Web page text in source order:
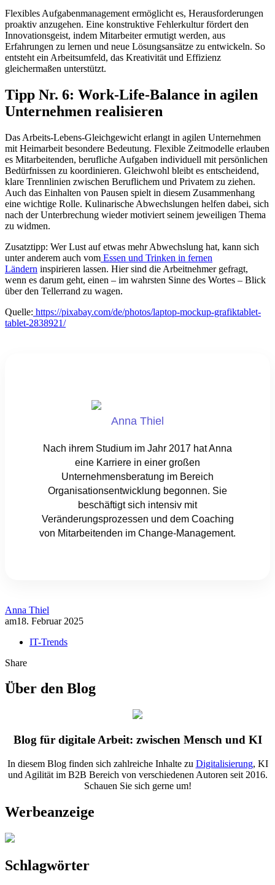
Flexibles Aufgabenmanagement ermöglicht es, Herausforderungen
proaktiv anzugehen. Eine konstruktive Fehlerkultur fördert den
Innovationsgeist, indem Mitarbeiter ermutigt werden, aus
Erfahrungen zu lernen und neue Lösungsansätze zu entwickeln. So
entsteht ein Arbeitsumfeld, das Kreativität und Effizienz
gleichermaßen unterstützt.
Tipp Nr. 6: Work-Life-Balance in agilen
Unternehmen realisieren
Das Arbeits-Lebens-Gleichgewicht erlangt in agilen Unternehmen
mit Heimarbeit besondere Bedeutung. Flexible Zeitmodelle erlauben
es Mitarbeitenden, berufliche Aufgaben individuell mit persönlichen
Bedürfnissen zu koordinieren. Gleichwohl bleibt es entscheidend,
klare Trennlinien zwischen Beruflichem und Privatem zu ziehen.
Auch das Einhalten von Pausen spielt in diesem Zusammenhang
eine wichtige Rolle. Kulinarische Abwechslungen helfen dabei, sich
nach der Unterbrechung wieder motiviert seinem jeweiligen Thema
zu widmen.
Zusatztipp: Wer Lust auf etwas mehr Abwechslung hat, kann sich
unter anderem auch vom Essen und Trinken in fernen
Ländern inspirieren lassen. Hier sind die Arbeitnehmer gefragt,
wenn es darum geht, einen – im wahrsten Sinne des Wortes – Blick
über den Tellerrand zu wagen.
Quelle: https://pixabay.com/de/photos/laptop-mockup-grafiktablet-
tablet-2838921/
Anna Thiel
Nach ihrem Studium im Jahr 2017 hat Anna
eine Karriere in einer großen
Unternehmensberatung im Bereich
Organisationsentwicklung begonnen. Sie
beschäftigt sich intensiv mit
Veränderungsprozessen und dem Coaching
von Mitarbeitenden im Change-Management.
Anna Thiel
am18. Februar 2025
IT-Trends
Share
Über den Blog
Blog für digitale Arbeit: zwischen Mensch und KI
In diesem Blog finden sich zahlreiche Inhalte zu Digitalisierung, KI
und Agilität im B2B Bereich von verschiedenen Autoren seit 2016.
Schauen Sie sich gerne um!
Werbeanzeige
Schlagwörter